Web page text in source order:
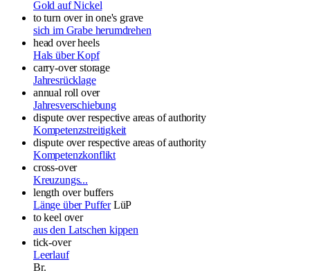
Gold auf Nickel
to turn over in one's grave
sich im Grabe herumdrehen
head over heels
Hals über Kopf
carry-over storage
Jahresrücklage
annual roll over
Jahresverschiebung
dispute over respective areas of authority
Kompetenzstreitigkeit
dispute over respective areas of authority
Kompetenzkonflikt
cross-over
Kreuzungs...
length over buffers
Länge über Puffer LüP
to keel over
aus den Latschen kippen
tick-over
Leerlauf
Br.